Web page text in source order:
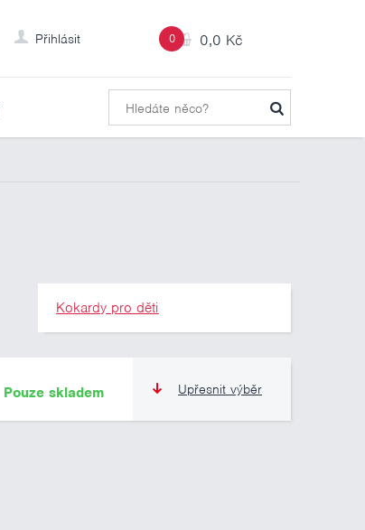
0 0,0 Kč
Přihlásit
Kokardy pro děti
Upřesnit výběr
Pouze skladem